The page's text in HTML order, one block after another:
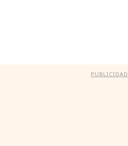
PUBLICIDAD